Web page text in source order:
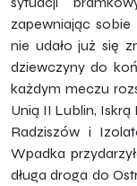
zapewniając
nie udało już się
dziewczyny do
każdym meczu
Unią II Lublin, Iskrą
Radziszów i
Wpadka
długa droga do